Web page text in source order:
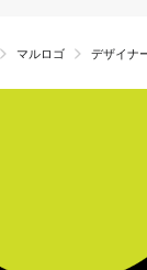
マルロゴ デザイナ